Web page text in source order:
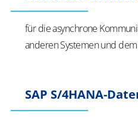
für die asynchrone
anderen Systemen und
SAP S/4HANA-